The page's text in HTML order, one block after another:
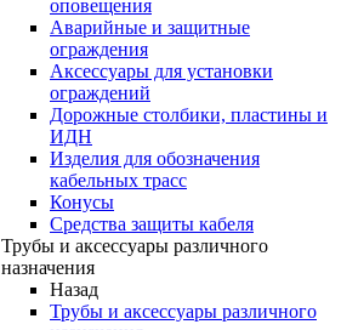
оповещения
Аварийные и защитные
ограждения
Аксессуары для установки
ограждений
Дорожные столбики, пластины и
ИДН
Изделия для обозначения
кабельных трасс
Конусы
Средства защиты кабеля
Трубы и аксессуары различного
назначения
Назад
Трубы и аксессуары различного